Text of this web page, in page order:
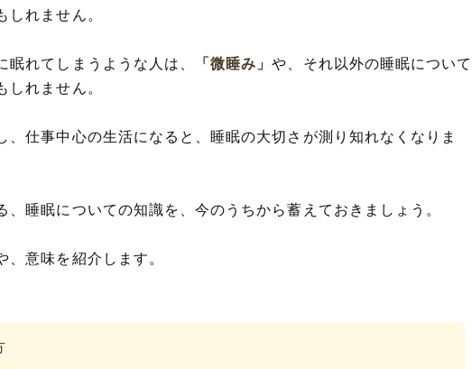
しれません。
れてしまうような人は、 「微睡み」や、それ以外の睡眠について
しれません。
、仕事中心の生活になると、睡眠の大切さが測り知れなくなりま
、睡眠についての知識を、今のうちから蓄えておきましょう。
、意味を紹介します。